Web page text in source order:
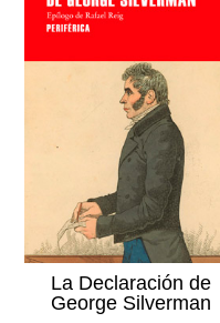
La Declaración de
George Silverman